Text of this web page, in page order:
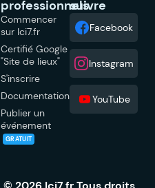
professionnels
Commencer
sur Ici7.fr
Certifié Google
"Site de lieux"
S'inscrire
Documentation
Publier un
événement
GRATUIT
suivre
Facebook
Instagram
YouTube